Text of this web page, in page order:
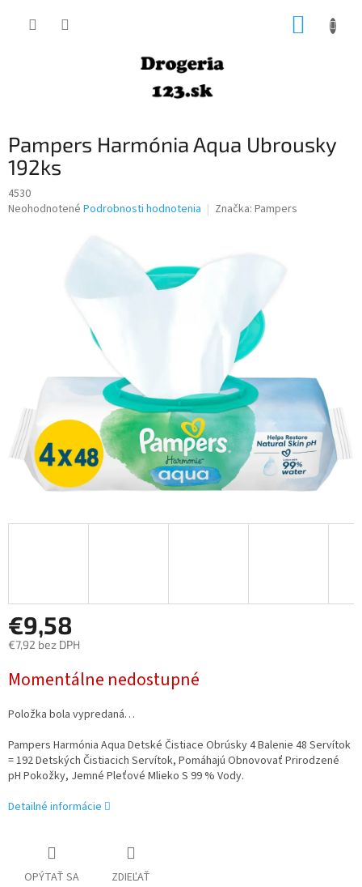
Pampers Harmónia Aqua Ubrousky
192ks
4530
Priemerné
Neohodnotené Podrobnosti hodnotenia Značka: Pampers
€9,58
€7,92 bez DPH
cena:
Momentálne nedostupné
Položka bola vypredaná…
Pampers Harmónia Aqua Detské Čistiace Obrúsky 4 Balenie 48 Servítok
= 192 Detských Čistiacich Servítok, Pomáhajú Obnovovať Prirodzené
pH Pokožky, Jemné Pleťové Mlieko S 99 % Vody.
Detailné informácie
OPÝTAŤ SA ZDIEĽAŤ